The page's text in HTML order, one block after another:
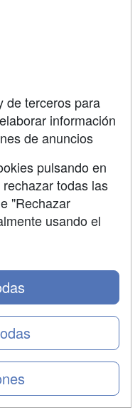
de terceros para
información
de anuncios
pulsando en
todas las
"Rechazar
usando el